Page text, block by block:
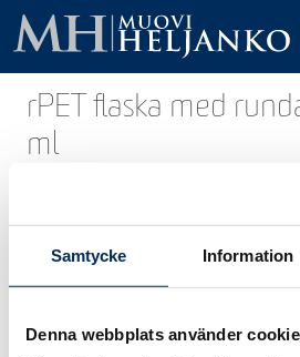
Samtycke Information
Denna webbplats använder
rPET flaska med
ml
hals 400 ml
Produkt
kod
Volym 400 ml